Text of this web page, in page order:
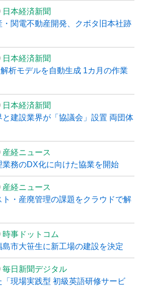
日本経済新聞
・関電不動産開発、クボタ旧本社跡
日本経済新聞
析モデルを自動生成 1カ月の作業
日本経済新聞
と建設業界が「協議会」設置 両団体
産経ニュース
務のDX化に向けた協業を開始
産経ニュース
ト・産廃管理の課題をクラウドで解
時事ドットコム
市大笹生に新工場の建設を決定
毎日新聞デジタル
現場実践型 初級英語研修サービ